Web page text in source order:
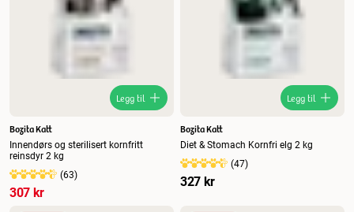
Legg til
Bozita Katt
Innendørs og sterilisert kornfritt
reinsdyr 2 kg
(63)
307 kr
Legg til
Bozita Katt
Diet & Stomach Kornfri elg 2 kg
(47)
327 kr